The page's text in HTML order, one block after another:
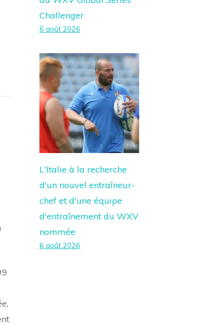
Challenger
6 août 2026
L'Italie à la recherche
d'un nouvel entraîneur-
chef et d'une équipe
d'entraînement du WXV
nommée
6 août 2026